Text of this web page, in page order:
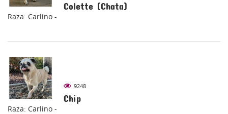
Colette (Chata)
Raza: Carlino -
9248
Chip
Raza: Carlino -